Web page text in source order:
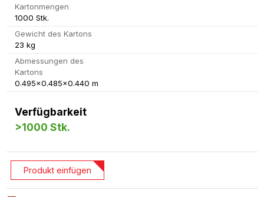
Kartonmengen
1000 Stk.
Gewicht des Kartons
23 kg
Abmessungen des
Kartons
0.495x0.485x0.440 m
Verfügbarkeit
>1000 Stk.
Produkt einfügen